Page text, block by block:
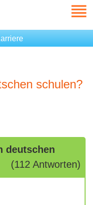
schulen?
deutschen
(112 Antworten)